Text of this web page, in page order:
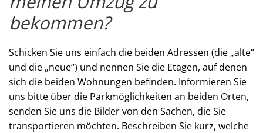
bekommen?
Schicken Sie uns einfach die beiden Adressen (die „alte“
und die „neue“) und nennen Sie die Etagen, auf denen
sich die beiden Wohnungen befinden. Informieren Sie
uns bitte über die Parkmöglichkeiten an beiden Orten,
senden Sie uns die Bilder von den Sachen, die Sie
transportieren möchten. Beschreiben Sie kurz, welche